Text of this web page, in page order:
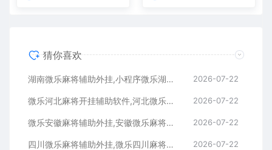
猜你喜欢
湖南微乐麻将辅助外挂,小程序微乐湖南麻将开挂辅助软件 2026-07-22
微乐河北麻将开挂辅助软件,河北微乐麻将小程序外挂 2026-07-22
微乐安徽麻将辅助外挂,安徽微乐麻将开挂辅助软件 2026-07-22
四川微乐麻将辅助外挂,微乐四川麻将小程序开挂辅助软件 2026-07-22